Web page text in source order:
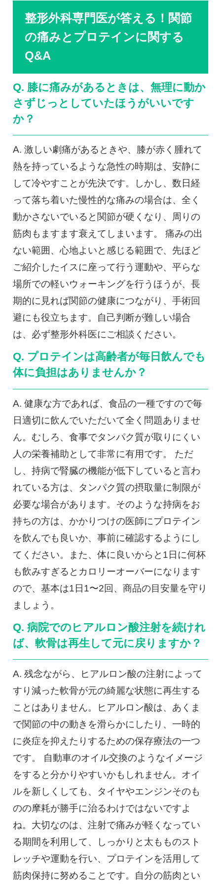
整形外科専門医が答える！関節
の痛みとプロテインに関する
Q&A
Q. 膝に痛みがあるときは、無理に動か
さずじっとしていたほうがいいです
か？
A. 激しい劇痛があるときや、膝が赤く腫れて
熱を持っているような急性の時期は、安静に
して冷やすことが先決です。しかし、数日経
って落ち着いた慢性的な痛みの場合は、全く
動かさないでいると関節が硬くなり、周りの
筋肉もますます衰えてしまいます。 痛みの出
ない範囲、心地よいと感じる範囲で、先ほど
ご紹介したイスに座って行う運動や、平らな
場所での軽いウォーキングを行うほうが、長
期的に見れば関節の健康につながり、手術回
避にも役立ちます。自己判断が難しい場合
は、必ず整形外科医にご相談ください。
Q. プロテインは高齢者が毎日飲んでも
体に負担はありませんか？
A. 健康な方であれば、食品の一種ですので毎
日適切に飲んでいただいて全く問題ありませ
ん。むしろ、食事でタンパク質が取りにくい
人の栄養補助として非常に有用です。 ただ
し、持病で腎臓の機能が低下していると言わ
れている方は、タンパク質の摂取量に制限が
必要な場合があります。そのような持病をお
持ちの方は、かかりつけの医師にプロテイン
を飲んでも良いか、事前に確認するようにし
てください。また、体に良いからと1日に何杯
も飲みすぎるとカロリーオーバーになります
ので、基本は1日1〜2回、商品の目安量を守り
ましょう。
Q. 病院でのヒアルロン酸注射を続けれ
ば、軟骨は再生して元に戻りますか？
A. 残念ながら、ヒアルロン酸の注射によって
すり減った軟骨が元の綺麗な状態に再生する
ことはありません。ヒアルロン酸は、あくま
で関節の中の動きを滑らかにしたり、一時的
に炎症を抑えたりするための保存療法の一つ
です。 自動車のオイル交換のようなイメージ
をすると分かりやすいかもしれません。オイ
ルを新しくしても、タイヤやエンジンそのも
のの摩耗が勝手に治るわけではないですよ
ね。大切なのは、注射で痛みが軽くなってい
る期間を利用して、しっかりと太もものスト
レッチや運動を行い、プロテインを活用して
筋肉保持に努めることです。自分の筋肉とい